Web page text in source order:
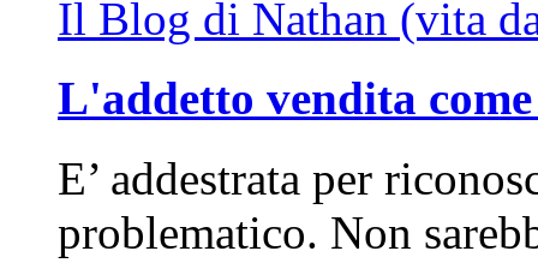
Il Blog di Nathan (vita
L'addetto vendita
E’ addestrata per
problematico. Non